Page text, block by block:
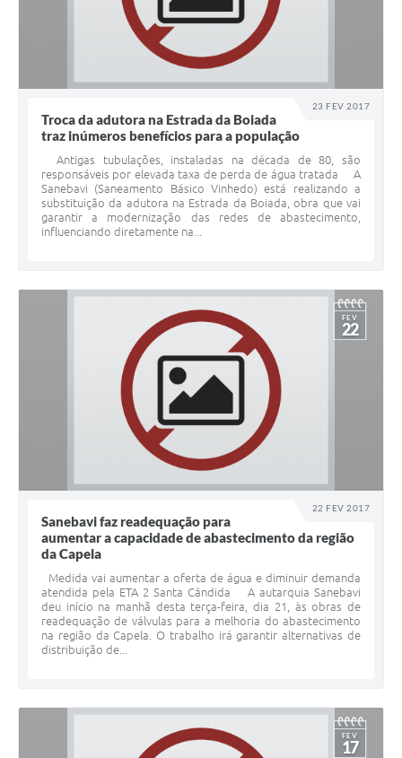
23 FEV 2017
Troca da adutora na Estrada da Boiada
traz inúmeros benefí­cios para a população
Antigas tubulações, instaladas na década de 80, são
responsáveis por elevada taxa de perda de água tratada A
Sanebavi (Saneamento Básico Vinhedo) está realizando a
substituição da adutora na Estrada da Boiada, obra que vai
garantir a modernização das redes de abastecimento,
influenciando diretamente na...
22 FEV 2017
FEV
22
Sanebavi faz readequação para
aumentar a capacidade de abastecimento da região
da Capela
Medida vai aumentar a oferta de água e diminuir demanda
atendida pela ETA 2 Santa Cândida A autarquia Sanebavi
deu início na manhã desta terça-feira, dia 21, às obras de
readequação de válvulas para a melhoria do abastecimento
na região da Capela. O trabalho irá garantir alternativas de
distribuição de...
FEV
17